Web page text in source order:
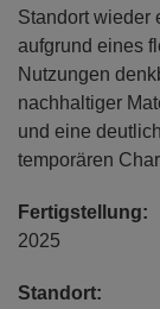
Standort wieder
aufgrund eines
Nutzungen
nachhaltiger
und eine
temporären
Fertigstellung:
2025
Standort: